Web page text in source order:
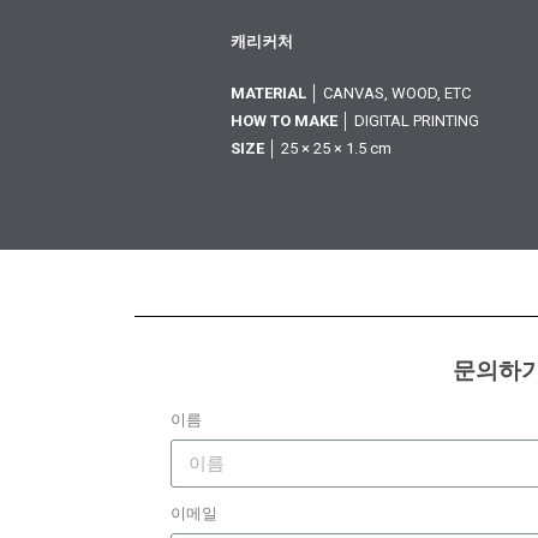
캐리커처
MATERIAL │ CANVAS, WOOD, ETC
HOW TO MAKE │ DIGITAL PRINTING
SIZE │ 25 × 25 × 1.5 cm
문의하
이름
이메일